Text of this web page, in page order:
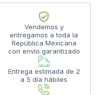
Vendemos y
entregamos a toda la
República Mexicana
con envío garantizado
Entrega estimada de 2
a 5 día hábiles